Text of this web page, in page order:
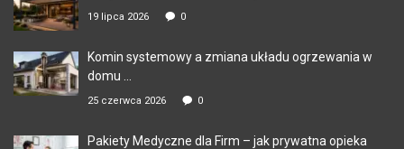
19 lipca 2026 0
Komin systemowy a zmiana układu ogrzewania w
domu ...
25 czerwca 2026 0
Pakiety Medyczne dla Firm – jak prywatna opieka